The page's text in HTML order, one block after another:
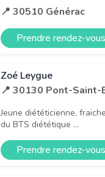
📍 30510 Générac
Prendre rendez-vous
Zoé Leygue
📍 30130 Pont-Saint-
Jeune diététicienne,
du BTS diététique ...
Prendre rendez-vous